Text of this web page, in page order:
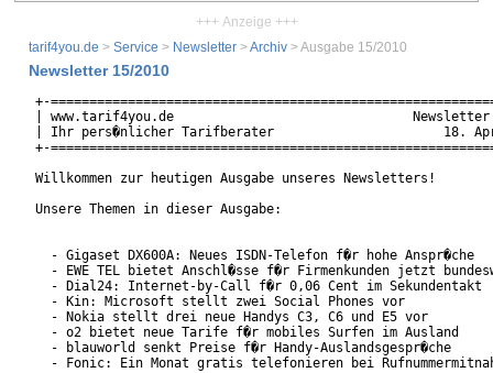
+++ Anzeige +++
tarif4you.de > Service > Newsletter >Archiv > Ausgabe 15/2010
Newsletter 15/2010
+-
| www.tarif4you.de                               Newsletter
| Ihr pers�nlicher Tarifberater                      18.
+-
Willkommen zur heutigen Ausgabe unseres Newsletters!
Unsere Themen in dieser Ausgabe:
  - Gigaset DX600A: Neues ISDN-Telefon f�r hohe Anspr�che
- EWE TEL bietet Anschl�sse f�r Firmenkunden jetzt
  - Dial24: Internet-by-Call f�r 0,06 Cent im Sekundentakt
  - Kin: Microsoft stellt zwei Social Phones vor
  - Nokia stellt drei neue Handys C3, C6 und E5 vor
  - o2 bietet neue Tarife f�r mobiles Surfen im Ausland
  - blauworld senkt Preise f�r Handy-Auslandsgespr�che
- Fonic: Ein Monat gratis telefonieren bei